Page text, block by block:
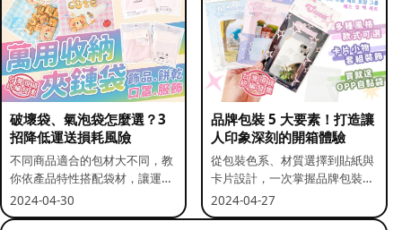
破壞袋、氣泡袋怎麼選？3
招降低運送損耗風險
不同商品適合的包材大不同，教
你依產品特性搭配袋材，讓運送
更安全。
2024-04-30
品牌包裝 5 大要素！打造讓
人印象深刻的開箱體驗
從包裝色系、材質選擇到貼紙與
卡片設計，一次掌握品牌包裝的
關鍵要素。
2024-04-27